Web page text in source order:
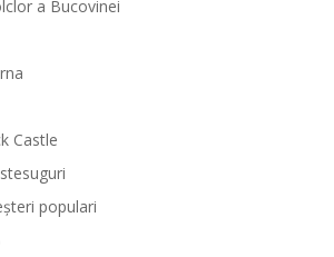
a Bucovinei
Castle
populari